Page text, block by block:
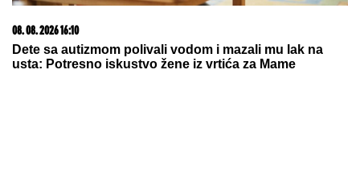
08. 08. 2026 16:10
Dete sa autizmom polivali vodom i mazali mu lak na
usta: Potresno iskustvo žene iz vrtića za Mame